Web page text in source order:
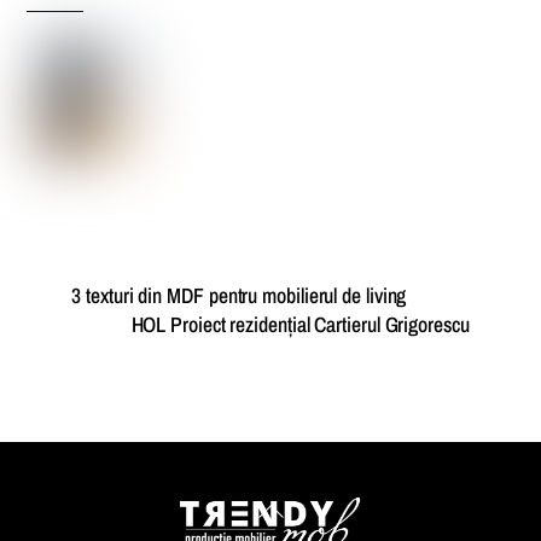
3 texturi din MDF pentru mobilierul de living
HOL Proiect rezidențial Cartierul Grigorescu
Back